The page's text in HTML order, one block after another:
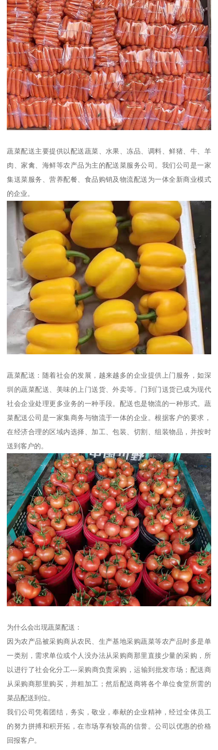
蔬菜配送主要提供以配送蔬菜、水果、冻品、调料、鲜猪、牛、羊
肉、家禽、海鲜等农产品为主的配送菜服务公司。我们公司是一家
集送菜服务、营养配餐、食品购销及物流配送为一体全新商业模式
的企业。
蔬菜配送：随着社会的发展，越来越多的企业提供上门服务，如深
圳的蔬菜配送、美味的上门送货、外卖等。门到门送货已成为现代
社会企业处理更多业务的一种手段。配送也是物流的一种形式。蔬
菜配送公司是一家集商务与物流于一体的企业。根据客户的要求，
在经济合理的区域内选择、加工、包装、切割、组装物品，并按时
送到客户的。
为什么会出现蔬菜配送：
因为农产品被采购商从农民、生产基地采购蔬菜等农产品时多是单
一类别，需求单位或个人没办法从采购商那里直接少量的采购，所
以进行了社会化分工---采购商负责采购，运输到批发市场；配送商
从采购商那里购买，并粗加工；然后配送商将各个单位食堂所需的
菜品配送到位。
我们公司凭着团结，务实，敬业，奉献的企业精神，经过全体员工
的努力拼搏和积开拓，在市场享有较高的信誉。公司以优惠的价格
回报客户。